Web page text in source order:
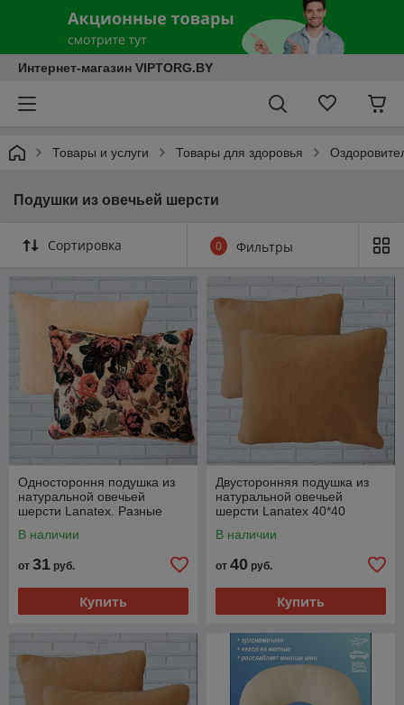
Интернет-магазин VIPTORG.BY
Товары и услуги Товары для здоровья
Подушки из овечьей шерсти
Сортировка 0 Фильтры
Одностороння подушка из
натуральной овечьей
шерсти Lanatex. Разные
В наличии
от 31 руб.
Купить
Двусторонняя подушка из
натуральной овечьей
шерсти Lanatex 40*40
В наличии
от 40 руб.
Купить